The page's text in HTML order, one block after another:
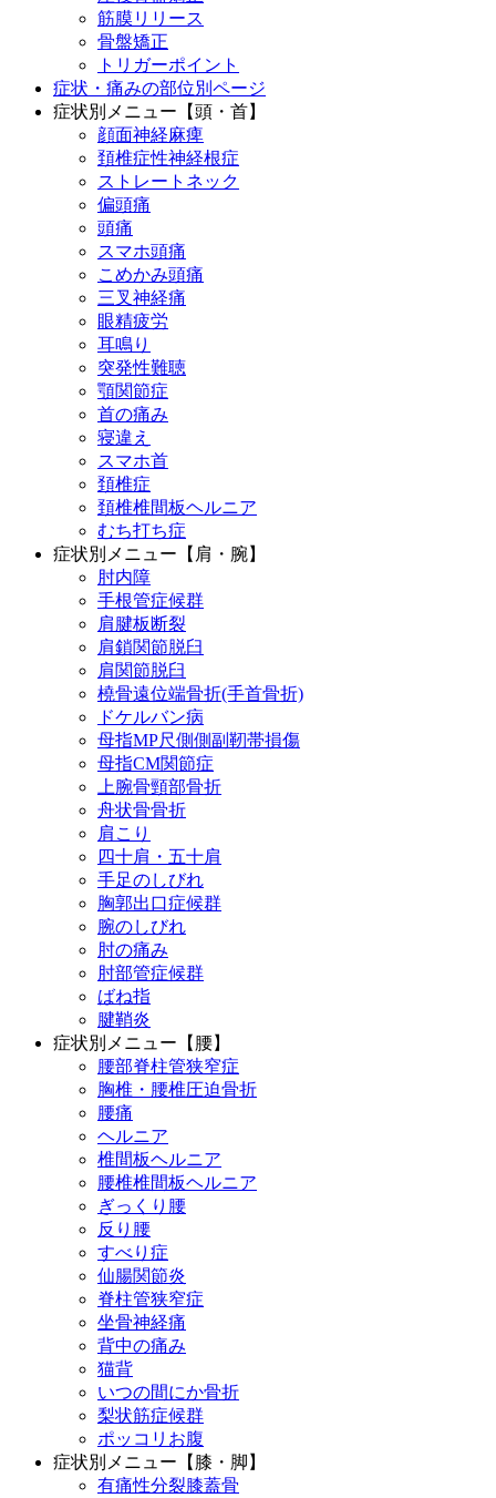
筋膜リリース
骨盤矯正
トリガーポイント
症状・痛みの部位別ページ
症状別メニュー【頭・首】
顔面神経麻痺
頚椎症性神経根症
ストレートネック
偏頭痛
頭痛
スマホ頭痛
こめかみ頭痛
三叉神経痛
眼精疲労
耳鳴り
突発性難聴
顎関節症
首の痛み
寝違え
スマホ首
頚椎症
頚椎椎間板ヘルニア
むち打ち症
症状別メニュー【肩・腕】
肘内障
手根管症候群
肩腱板断裂
肩鎖関節脱臼
肩関節脱臼
橈骨遠位端骨折(手首骨折)
ドケルバン病
母指MP尺側側副靭帯損傷
母指CM関節症
上腕骨頸部骨折
舟状骨骨折
肩こり
四十肩・五十肩
手足のしびれ
胸郭出口症候群
腕のしびれ
肘の痛み
肘部管症候群
ばね指
腱鞘炎
症状別メニュー【腰】
腰部脊柱管狭窄症
胸椎・腰椎圧迫骨折
腰痛
ヘルニア
椎間板ヘルニア
腰椎椎間板ヘルニア
ぎっくり腰
反り腰
すべり症
仙腸関節炎
脊柱管狭窄症
坐骨神経痛
背中の痛み
猫背
いつの間にか骨折
梨状筋症候群
ポッコリお腹
症状別メニュー【膝・脚】
有痛性分裂膝蓋骨